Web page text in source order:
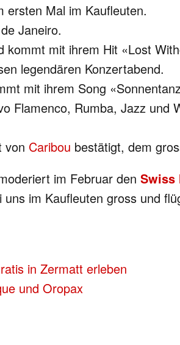
ersten Mal im Kaufleuten.
Janeiro.
mit ihrem Hit «Lost
legendären Konzertabend.
mit ihrem Song
Flamenco, Rumba, Jazz und
von Caribou bestätigt, dem
im Februar den Swiss
im Kaufleuten gross und
in Zermatt erleben
und Oropax